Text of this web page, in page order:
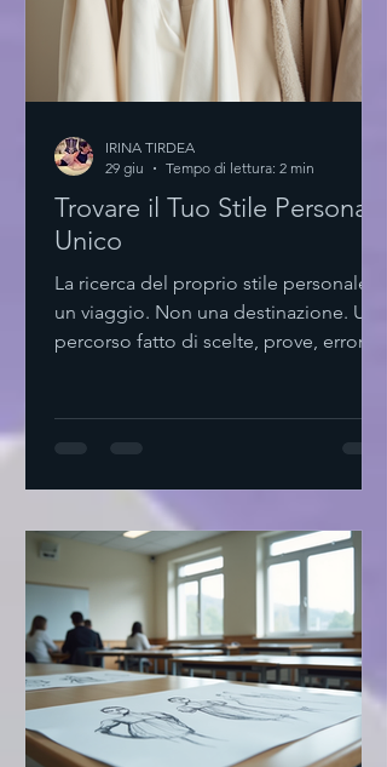
Trovare il Tuo Stile Personale
Unico
La ricerca del proprio stile personale è
un viaggio. Non una destinazione. Un
percorso fatto di scelte, prove, errori.
mio agio? Non seguo mode. Cerco
ciò che risuona dentro. Provo. Mix di
colori. Texture diverse. Tagli semplici.
Non ho fretta. Il tempo è alleato.
Svuota il guardaroba. Tieni solo ciò
che ami. Agg
IRINA TIRDEA
29 giu
Tempo di lettura: 2 min